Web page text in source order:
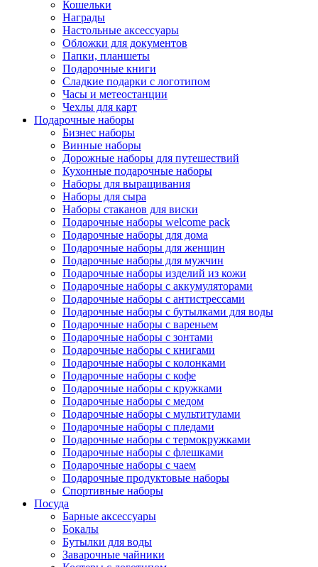
Кошельки
Награды
Настольные аксессуары
Обложки для документов
Папки, планшеты
Подарочные книги
Сладкие подарки с логотипом
Часы и метеостанции
Чехлы для карт
Подарочные наборы
Бизнес наборы
Винные наборы
Дорожные наборы для путешествий
Кухонные подарочные наборы
Наборы для выращивания
Наборы для сыра
Наборы стаканов для виски
Подарочные наборы welcome pack
Подарочные наборы для дома
Подарочные наборы для женщин
Подарочные наборы для мужчин
Подарочные наборы изделий из кожи
Подарочные наборы с аккумуляторами
Подарочные наборы с антистрессами
Подарочные наборы с бутылками для воды
Подарочные наборы с вареньем
Подарочные наборы с зонтами
Подарочные наборы с книгами
Подарочные наборы с колонками
Подарочные наборы с кофе
Подарочные наборы с кружками
Подарочные наборы с медом
Подарочные наборы с мультитулами
Подарочные наборы с пледами
Подарочные наборы с термокружками
Подарочные наборы с флешками
Подарочные наборы с чаем
Подарочные продуктовые наборы
Спортивные наборы
Посуда
Барные аксессуары
Бокалы
Бутылки для воды
Заварочные чайники